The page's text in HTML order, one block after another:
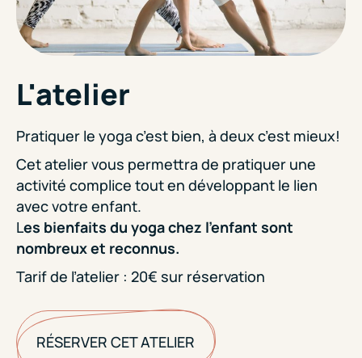
L'atelier
Pratiquer le yoga c’est bien, à deux c’est mieux!
Cet atelier vous permettra de pratiquer une
activité complice tout en développant le lien
avec votre enfant.
Les bienfaits du yoga chez l’enfant sont
nombreux et reconnus.
Tarif de l’atelier : 20€ sur réservation
RÉSERVER CET ATELIER